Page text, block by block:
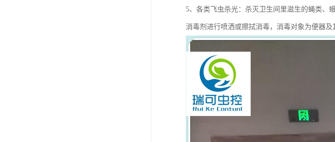
5、各类飞虫杀光：杀灭卫生间里滋生的蝇类、
消毒剂进行喷洒或擦拭消毒，消毒对象为便器